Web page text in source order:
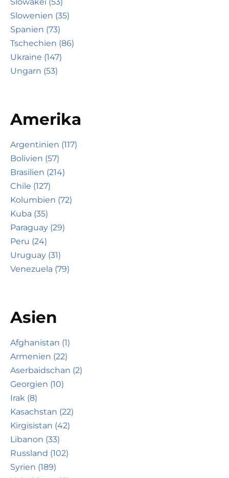
Slowenien (35)
Spanien (73)
Tschechien (86)
Ukraine (147)
Ungarn (53)
Amerika
Argentinien (117)
Bolivien (57)
Brasilien (214)
Chile (127)
Kolumbien (72)
Kuba (35)
Paraguay (29)
Peru (24)
Uruguay (31)
Venezuela (79)
Asien
Afghanistan (1)
Armenien (22)
Aserbaidschan (2)
Georgien (10)
Irak (8)
Kasachstan (22)
Kirgisistan (42)
Libanon (33)
Russland (102)
Syrien (189)